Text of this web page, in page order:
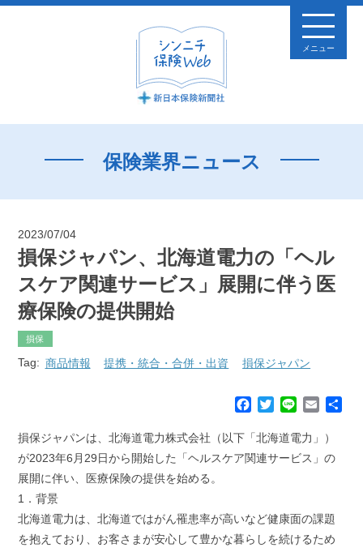
メニュー
保険業界ニュース
2023/07/04
損保ジャパン、北海道電力の「ヘル
スケア関連サービス」展開に伴う医
療保険の提供開始
損保
Tag: 商品情報 提携・統合・合併・出資 損保ジャパン
c
e
k
T
i
t
n
e
E
a
損保ジャパンは、北海道電力株式会社（以下「北海道電力」）
が2023年6月29日から開始した「ヘルスケア関連サービス」の
展開に伴い、医療保険の提供を始める。
1．背景
北海道電力は、北海道ではがん罹患率が高いなど健康面の課題
を抱えており、お客さまが安心して豊かな暮らしを続けるため